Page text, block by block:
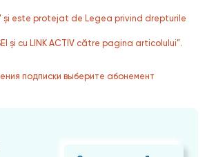
și este protejat de Legea privind drepturile
și cu LINK ACTIV către pagina articolului”.
подписки выберите абонемент